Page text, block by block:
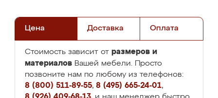
Цена Доставка Оплата
Стоимость зависит от размеров и
материалов Вашей мебели. Просто
позвоните нам по любому из телефонов:
8 (800) 511-89-55, 8 (495) 665-24-01,